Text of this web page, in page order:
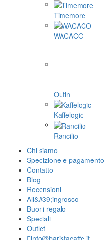
Timemore
WACACO
Outin
Kaffelogic
Rancilio
Chi siamo
Spedizione e pagamento
Contatto
Blog
Recensioni
All&#39;ingrosso
Buoni regalo
Speciali
Outlet
info@baristacaffe.it